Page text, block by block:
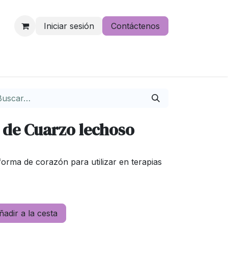
Iniciar sesión Contáctenos
Cuarzo lechoso
de corazón para utilizar en terapias
a la cesta